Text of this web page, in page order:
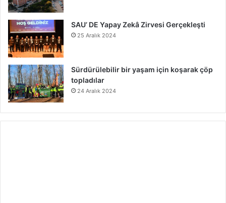
SAU’ DE Yapay Zekâ Zirvesi Gerçekleşti
25 Aralık 2024
Sürdürülebilir bir yaşam için koşarak çöp
topladılar
24 Aralık 2024